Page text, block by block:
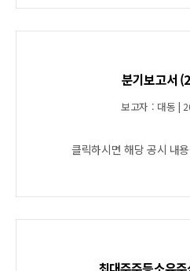
분기보고서
보고자 : 대동 |
클릭하시면 해당 공시 내